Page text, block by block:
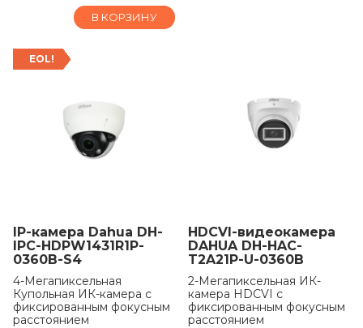
В КОРЗИНУ
EOL!
IP-камера Dahua DH-
IPC-HDPW1431R1P-
0360B-S4
4-Мегапиксельная
Купольная ИК-камера с
фиксированным фокусным
расстоянием
HDCVI-видеокамера
DAHUA DH-HAC-
T2A21P-U-0360B
2-Мегапиксельная ИК-
камера HDCVI с
фиксированным фокусным
расстоянием